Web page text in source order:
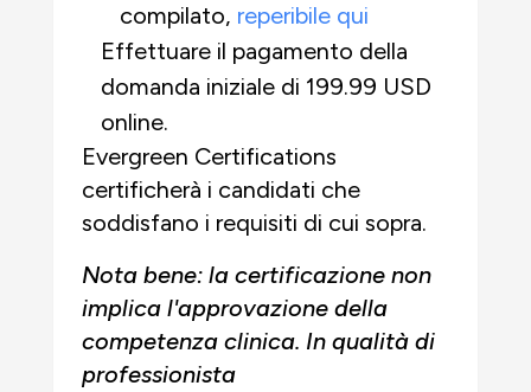
compilato, reperibile qui
Effettuare il pagamento della
domanda iniziale di 199.99 USD
online.
Evergreen Certifications
certificherà i candidati che
soddisfano i requisiti di cui sopra.
Nota bene: la certificazione non
implica l'approvazione della
competenza clinica. In qualità di
professionista